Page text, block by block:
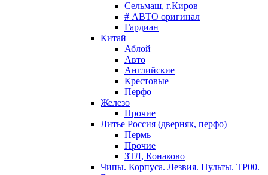
Сельмаш, г.Киров
# АВТО оригинал
Гардиан
Китай
Аблой
Авто
Английские
Крестовые
Перфо
Железо
Прочие
Литье Россия (дверняк, перфо)
Пермь
Прочие
ЗТЛ, Конаково
Чипы. Корпуса. Лезвия. Пульты. TP00.